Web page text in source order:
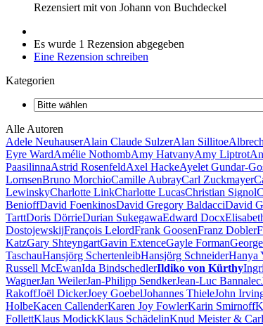
Rezensiert mit von Johann von Buchdeckel
Es wurde 1 Rezension abgegeben
Eine Rezension schreiben
Kategorien
Alle Autoren
Adele NeuhauserAlain Claude SulzerAlan Sillitoe
Eyre WardAmélie NothombAmy HatvanyAmy Liptrot
PaasilinnaAstrid RosenfeldAxel HackeAyelet Gundar-
LornsenBruno MorchioCamille AubrayCarl Zuckmayer
LewinskyCharlotte LinkCharlotte LucasChristian Signol
BenioffDavid FoenkinosDavid Gregory BaldacciDavid
TarttDoris DörrieDurian SukegawaEdward Docx
DostojewskijFrançois LelordFrank GoosenFranz Dobler
KatzGary ShteyngartGavin ExtenceGayle Forman
TaschauHansjörg SchertenleibHansjörg SchneiderHanya
Russell McEwanIda BindschedlerIldiko von Kürthy
WagnerJan WeilerJan-Philipp SendkerJean-Luc Bannalec
RakoffJoël DickerJoey GoebelJohannes ThieleJohn
HolbeKacen CallenderKaren Joy FowlerKarin Smirnoff
FollettKlaus ModickKlaus SchädelinKnud Meister &